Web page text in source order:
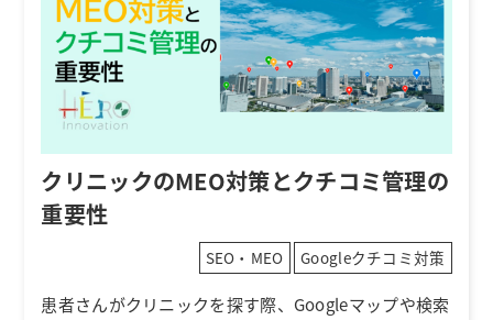
クリニックのMEO対策とクチコミ管理の
重要性
SEO・MEO Googleクチコミ対策
患者さんがクリニックを探す際、Googleマップや検索